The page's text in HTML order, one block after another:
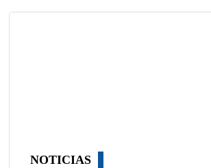
NOTICIAS